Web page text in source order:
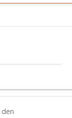
den